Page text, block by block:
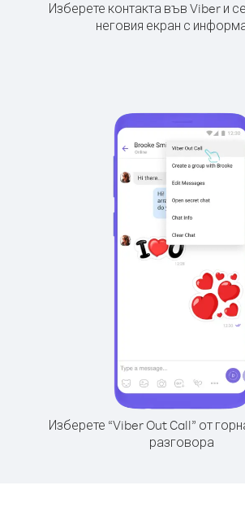
Изберете контакта във Viber и
неговия екран с
Изберете “Viber Out Call” от
разговора